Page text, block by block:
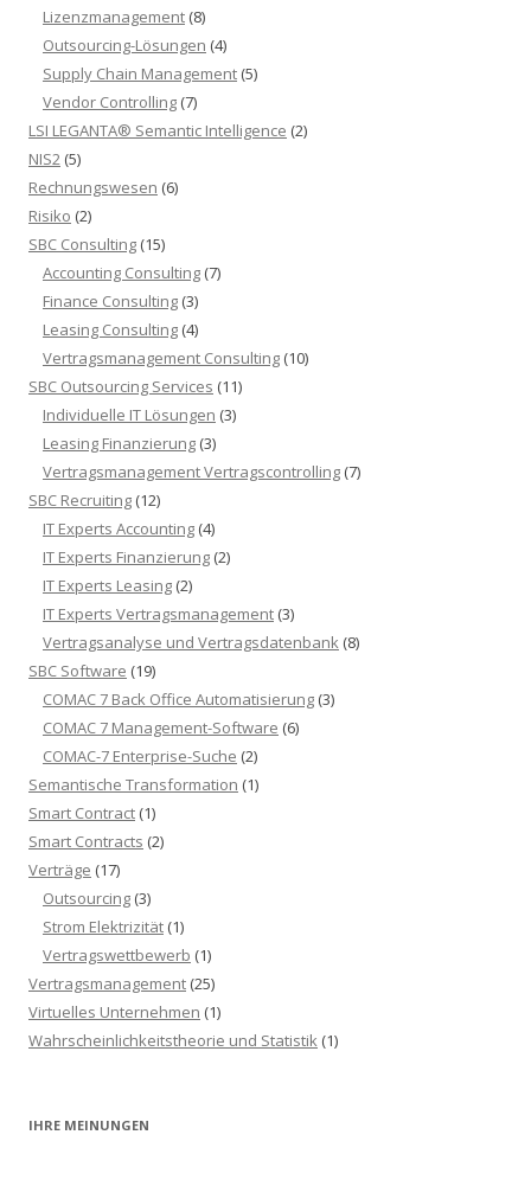
Lizenzmanagement (8)
Outsourcing-Lösungen (4)
Supply Chain Management (5)
Vendor Controlling (7)
LSI LEGANTA® Semantic Intelligence (2)
NIS2 (5)
Rechnungswesen (6)
Risiko (2)
SBC Consulting (15)
Accounting Consulting (7)
Finance Consulting (3)
Leasing Consulting (4)
Vertragsmanagement Consulting (10)
SBC Outsourcing Services (11)
Individuelle IT Lösungen (3)
Leasing Finanzierung (3)
Vertragsmanagement Vertragscontrolling (7)
SBC Recruiting (12)
IT Experts Accounting (4)
IT Experts Finanzierung (2)
IT Experts Leasing (2)
IT Experts Vertragsmanagement (3)
Vertragsanalyse und Vertragsdatenbank (8)
SBC Software (19)
COMAC 7 Back Office Automatisierung (3)
COMAC 7 Management-Software (6)
COMAC-7 Enterprise-Suche (2)
Semantische Transformation (1)
Smart Contract (1)
Smart Contracts (2)
Verträge (17)
Outsourcing (3)
Strom Elektrizität (1)
Vertragswettbewerb (1)
Vertragsmanagement (25)
Virtuelles Unternehmen (1)
Wahrscheinlichkeitstheorie und Statistik (1)
IHRE MEINUNGEN